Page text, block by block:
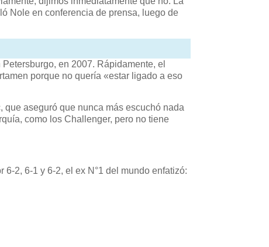
Nole en conferencia de prensa, luego de
en 2007. Rápidamente, el
porque no quería «estar ligado a eso
aseguró que nunca más escuchó nada
como los Challenger, pero no tiene
2, 6-1 y 6-2, el ex N°1 del mundo enfatizó: